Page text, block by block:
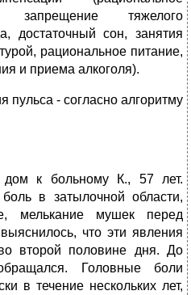
запрещение тяжелого
достаточный сон, занятия
рациональное питание,
и приема алкоголя).
пульса ‑ согласно алгоритму
к больному К., 57 лет.
в затылочной области,
мелькание мушек перед
что эти явления
второй половине дня. До
Головные боли
в течение нескольких лет,